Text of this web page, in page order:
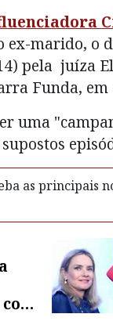
marido, o
pela juíza
Funda, em
uma
as principais